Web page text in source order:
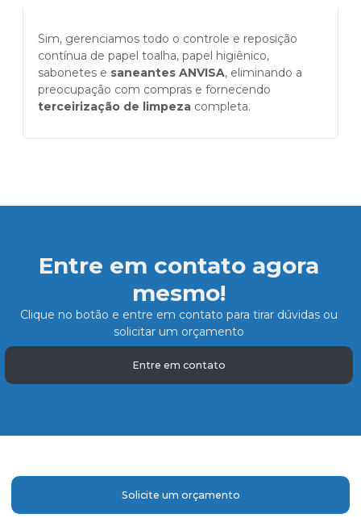
Sim, gerenciamos todo o controle e reposição
contínua de papel toalha, papel higiênico,
sabonetes e saneantes ANVISA, eliminando a
preocupação com compras e fornecendo
terceirização de limpeza completa.
Entre em contato agora
mesmo!
Clique no botão e entre em contato para tirar dúvidas ou
solicitar um orçamento
Entre em contato
Solicite um orçamento